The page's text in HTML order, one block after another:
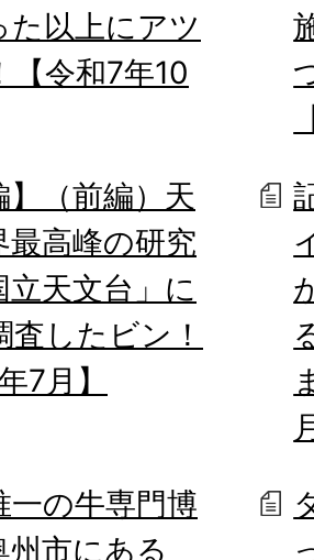
た以上にアツ
【令和7年10
】（前編）天
最高峰の研究
立天文台」に
査したビン！
7月】
一の牛専門博
州市にある